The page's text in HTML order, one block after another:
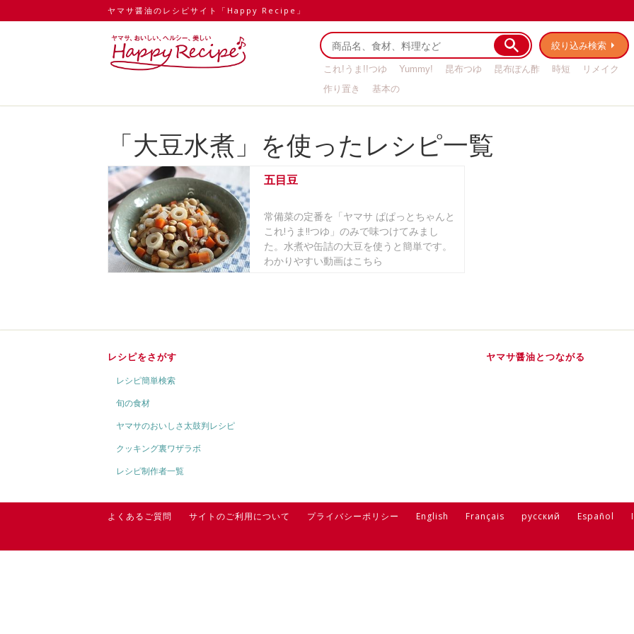
ヤマサ醤油のレシピサイト「Happy Recipe」
絞り込み検索
これ!うま!!つゆ Yummy! 昆布つゆ 昆布ぽん酢 時短
リメイク
作り置き
基本の
「大豆水煮」を使ったレシピ一覧
五目豆
常備菜の定番を「ヤマサ ぱぱっとちゃんと
これ!うま!!つゆ」のみで味つけてみまし
た。水煮や缶詰の大豆を使うと簡単です。
わかりやすい動画はこちら
レシピをさがす
レシピ簡単検索
旬の食材
ヤマサのおいしさ太鼓判レシピ
クッキング裏ワザラボ
レシピ制作者一覧
ヤマサ醤油とつながる
よくあるご質問 サイトのご利用について プライバシーポリシー English Français русский Español